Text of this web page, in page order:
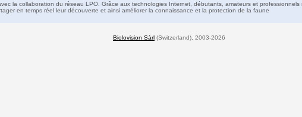
la collaboration du réseau LPO. Grâce aux technologies Internet, débutants, amateurs et professionnels
en temps réel leur découverte et ainsi améliorer la connaissance et la protection de la faune
Biolovision Sàrl (Switzerland), 2003-2026